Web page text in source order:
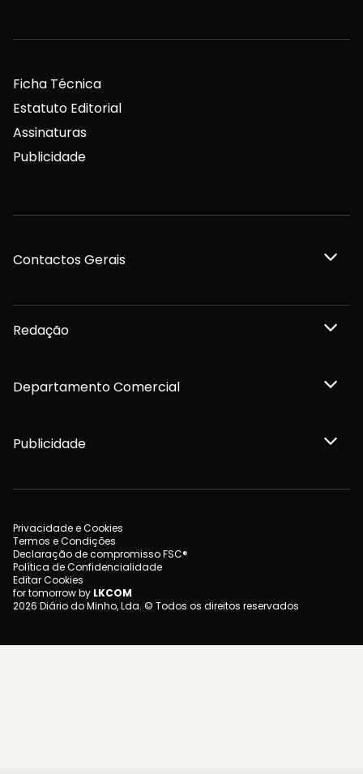
Ficha Técnica
Estatuto Editorial
Assinaturas
Publicidade
Contactos Gerais
Redação
Departamento Comercial
Publicidade
Privacidade e Cookies
Termos e Condições
Declaração de compromisso FSC®
Política de Confidencialidade
Editar Cookies
for tomorrow by LKCOM
2026 Diário do Minho, Lda. © Todos os direitos reservados